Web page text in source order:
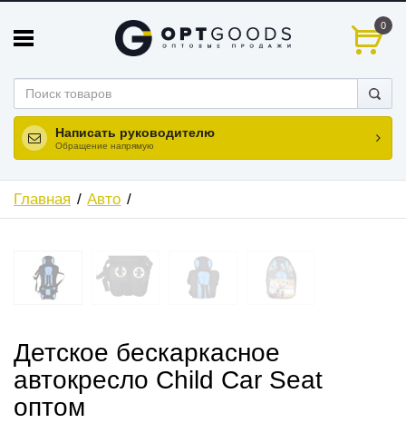
0
Написать руководителю
Обращение напрямую
Главная Авто
Детское бескаркасное
автокресло Child Car Seat
оптом